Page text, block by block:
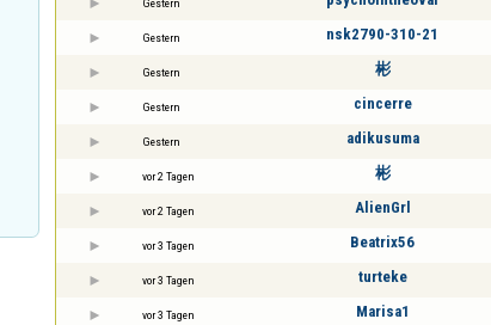
Gestern
Gestern nsk2790-310-21
Gestern 彬
Gestern cincerre
Gestern adikusuma
vor 2 Tagen 彬
vor 2 Tagen AlienGrl
vor 3 Tagen Beatrix56
vor 3 Tagen turteke
vor 3 Tagen Marisa1